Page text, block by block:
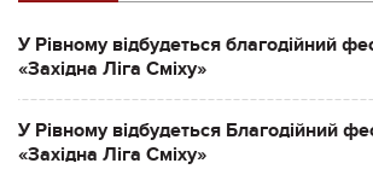
У Рівному відбудеться благодійний
«Західна Ліга Сміху»
У Рівному відбудеться Благодійний
«Західна Ліга Сміху»